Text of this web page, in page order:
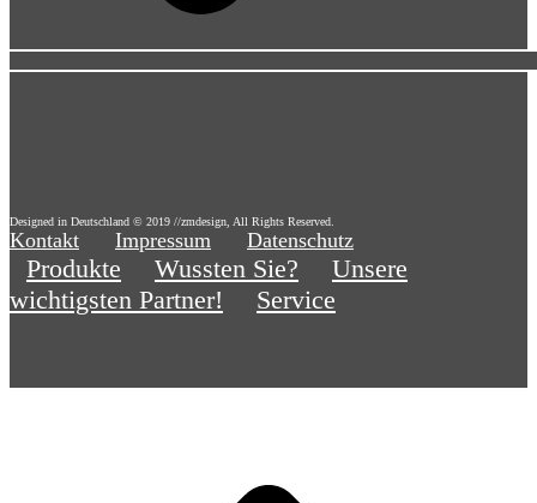
Designed in Deutschland © 2019 //zmdesign, All Rights Reserved.
Kontakt Impressum Datenschutz
Produkte Wussten Sie?
Unsere
wichtigsten Partner!
Service